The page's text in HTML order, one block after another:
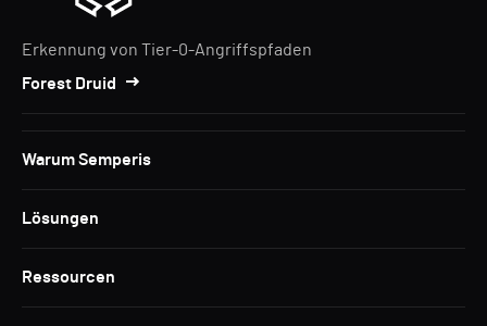
Erkennung von Tier-0-Angriffspfaden
Forest Druid
Warum Semperis
Lösungen
Ressourcen